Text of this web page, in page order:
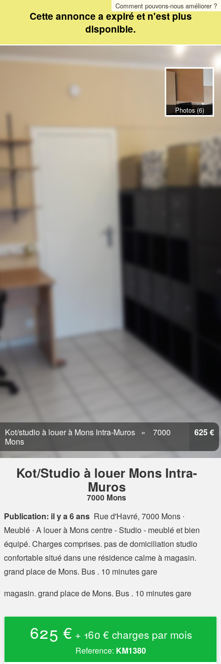
Comment pouvons-nous améliorer ?
Cette annonce a expiré et n'est plus
disponible.
Kot/studio à louer à Mons Intra-Muros
7000
Mons
625 €
Kot/Studio à louer Mons Intra-
Muros
7000 Mons
Publication: il y a 6 ans Rue d'Havré, 7000 Mons ∙
Meublé ∙ A louer à Mons centre - Studio - meublé et bien
équipé. Charges comprises. pas de domiciliation studio
confortable situé dans une résidence calme à magasin.
grand place de Mons. Bus . 10 minutes gare
magasin. grand place de Mons. Bus . 10 minutes gare
625 €+ 160 € charges par mois
Reference: KM1380